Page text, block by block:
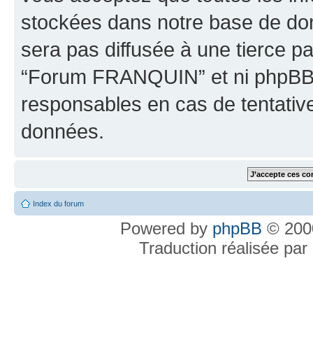
stockées dans notre base de
sera pas diffusée à une tierce
“Forum FRANQUIN” et ni
responsables en cas de
données.
Index du forum
Powered by phpBB ©
Traduction réalisée par